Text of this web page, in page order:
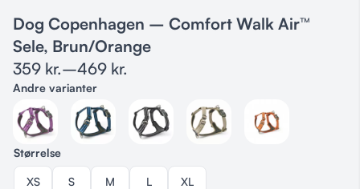
Dog Copenhagen – Comfort Walk Air™
Sele, Brun/Orange
359 kr.–469 kr.
Andre varianter
Størrelse
XS S M L XL